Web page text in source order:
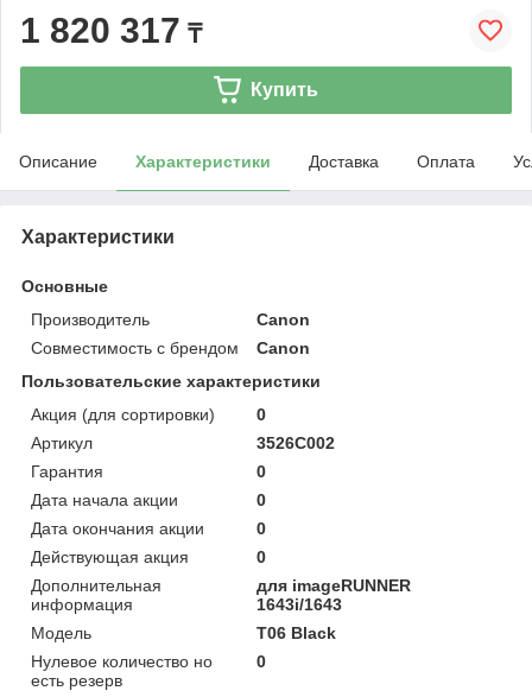
1 820 317 ₸
Купить
Описание Характеристики Доставка Оплата
Характеристики
Основные
Производитель
Canon
Совместимость с брендом
Canon
Пользовательские характеристики
Акция (для сортировки)
0
Артикул
3526C002
Гарантия
0
Дата начала акции
0
Дата окончания акции
0
Действующая акция
0
Дополнительная
информация
для imageRUNNER
1643i/1643
Модель
T06 Black
Нулевое количество но
есть резерв
0